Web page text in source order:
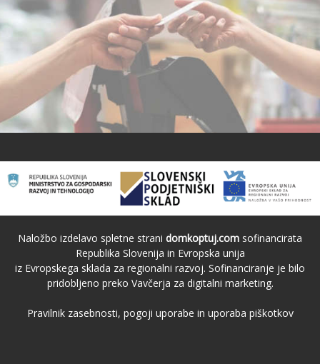
Naložbo izdelavo spletne strani domkoptuj.com sofinancirata
Republika Slovenija in Evropska unija
iz Evropskega sklada za regionalni razvoj. Sofinanciranje je bilo
pridobljeno preko Vavčerja za digitalni marketing.
Pravilnik zasebnosti, pogoji uporabe in uporaba piškotkov